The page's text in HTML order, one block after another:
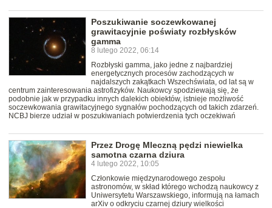
Poszukiwanie soczewkowanej
grawitacyjnie poświaty rozbłysków
gamma
8 lutego 2022, 06:14
Rozbłyski gamma, jako jedne z najbardziej
energetycznych procesów zachodzących w
najdalszych zakątkach Wszechświata, od lat są w
centrum zainteresowania astrofizyków. Naukowcy spodziewają się, że
podobnie jak w przypadku innych dalekich obiektów, istnieje możliwość
soczewkowania grawitacyjnego sygnałów pochodzących od takich zdarzeń.
NCBJ bierze udział w poszukiwaniach potwierdzenia tych oczekiwań
Przez Drogę Mleczną pędzi niewielka
samotna czarna dziura
4 lutego 2022, 10:05
Członkowie międzynarodowego zespołu
astronomów, w skład którego wchodzą naukowcy z
Uniwersytetu Warszawskiego, informują na łamach
arXiv o odkryciu czarnej dziury wielkości